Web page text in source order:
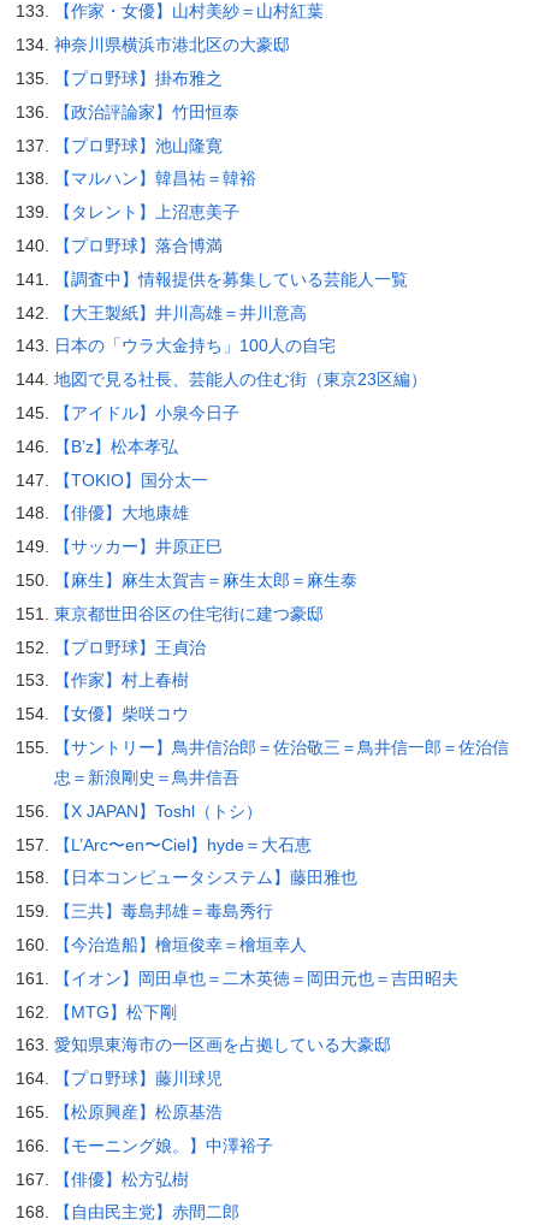
【作家・女優】山村美紗＝山村紅葉
神奈川県横浜市港北区の大豪邸
【プロ野球】掛布雅之
【政治評論家】竹田恒泰
【プロ野球】池山隆寛
【マルハン】韓昌祐＝韓裕
【タレント】上沼恵美子
【プロ野球】落合博満
【調査中】情報提供を募集している芸能人一覧
【大王製紙】井川高雄＝井川意高
日本の「ウラ大金持ち」100人の自宅
地図で見る社長、芸能人の住む街（東京23区編）
【アイドル】小泉今日子
【B’z】松本孝弘
【TOKIO】国分太一
【俳優】大地康雄
【サッカー】井原正巳
【麻生】麻生太賀吉＝麻生太郎＝麻生泰
東京都世田谷区の住宅街に建つ豪邸
【プロ野球】王貞治
【作家】村上春樹
【女優】柴咲コウ
【サントリー】鳥井信治郎＝佐治敬三＝鳥井信一郎＝佐治信
忠＝新浪剛史＝鳥井信吾
【X JAPAN】Toshl（トシ）
【L’Arc〜en〜Ciel】hyde＝大石恵
【日本コンピュータシステム】藤田雅也
【三共】毒島邦雄＝毒島秀行
【今治造船】檜垣俊幸＝檜垣幸人
【イオン】岡田卓也＝二木英徳＝岡田元也＝吉田昭夫
【MTG】松下剛
愛知県東海市の一区画を占拠している大豪邸
【プロ野球】藤川球児
【松原興産】松原基浩
【モーニング娘。】中澤裕子
【俳優】松方弘樹
【自由民主党】赤間二郎